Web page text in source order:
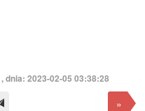
, dnia: 2023-02-05 03:38:28
»